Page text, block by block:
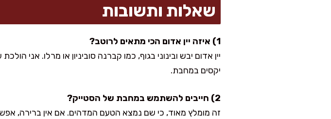
שאלות ותשובות
1) איזה יין אדום הכי מתאים לרוטב?
יין אדום יבש ובינוני בגוף, כמו קברנה סוביניון או מרלו. אני
יקסים במחבת.
2) חייבים להשתמש במחבת של הסטייק?
זה מומלץ מאוד, כי שם נמצא הטעם המדהים. אם אין ברירה,